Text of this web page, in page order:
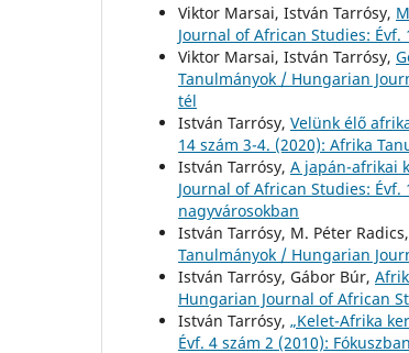
Viktor Marsai, István Tarrósy,
Journal of African Studies:
Viktor Marsai, István Tarrósy,
Tanulmányok / Hungarian
tél
István Tarrósy, Velünk élő
14 szám 3-4. (2020): Afrika
István Tarrósy, A japán-afrikai
Journal of African Studies:
nagyvárosokban
István Tarrósy, M. Péter Radics,
Tanulmányok / Hungarian
István Tarrósy, Gábor Búr,
Hungarian Journal of African
István Tarrósy, „Kelet-Afrika
Évf. 4 szám 2 (2010):